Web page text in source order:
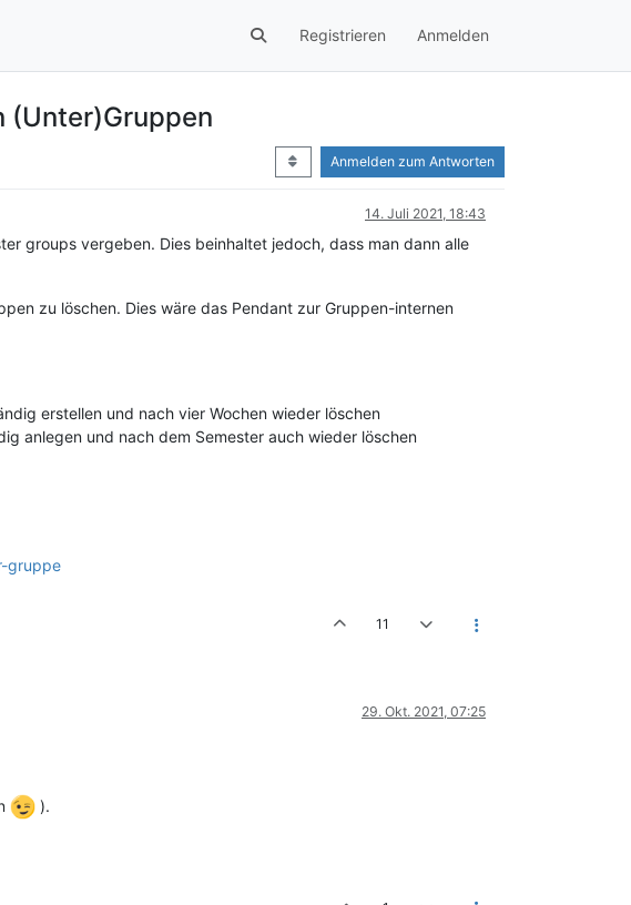
Registrieren Anmelden
(Unter)Gruppen
Anmelden zum Antworten
14. Juli 2021, 18:43
groups vergeben. Dies beinhaltet jedoch, dass man dann alle
zu löschen. Dies wäre das Pendant zur Gruppen-internen
erstellen und nach vier Wochen wieder löschen
anlegen und nach dem Semester auch wieder löschen
gruppe
11
29. Okt. 2021, 07:25
).